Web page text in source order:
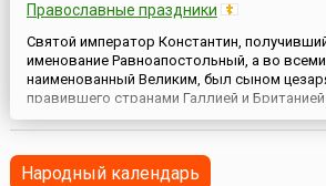
Православные праздники
Святой император Константин,
именование Равноапостольный, а во
наименованный Великим, был сыном
правившего странами Галлией и
империя была в то время разделена на
во главе которых находились два
императора, имевшие соправителей, одним
Западной половине ...
Народный календарь